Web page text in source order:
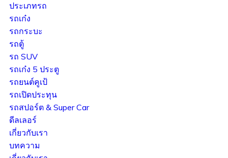
ประเภทรถ
รถเก๋ง
รถกระบะ
รถตู้
รถ SUV
รถเก๋ง 5 ประตู
รถยนต์คูเป้
รถเปิดประทุน
รถสปอร์ต & Super Car
ดีลเลอร์
เกี่ยวกับเรา
บทความ